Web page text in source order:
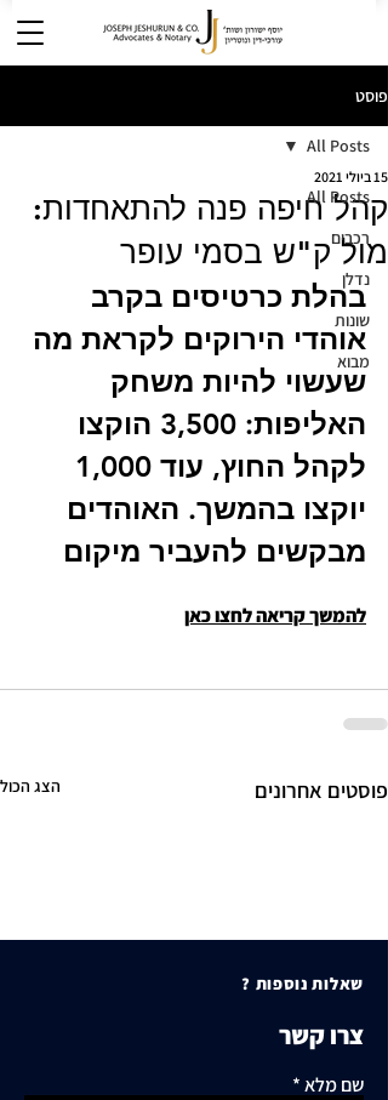
פוסט
All Posts
רכבים
נדלן
שונות
מבוא
All Posts
קהל חיפה פנה להתאחדות:
מול ק"ש בסמי עופר
15 ביולי 2021
בהלת כרטיסים בקרב
אוהדי הירוקים לקראת מה
שעשוי להיות משחק
האליפות: 3,500 הוקצו
יוקצו בהמשך. האוהדים
מבקשים להעביר מיקום
להמשך קריאה לחצו כאן
פוסטים אחרונים הצג הכול
שאלות נוספות ?
צרו קשר
שם מלא